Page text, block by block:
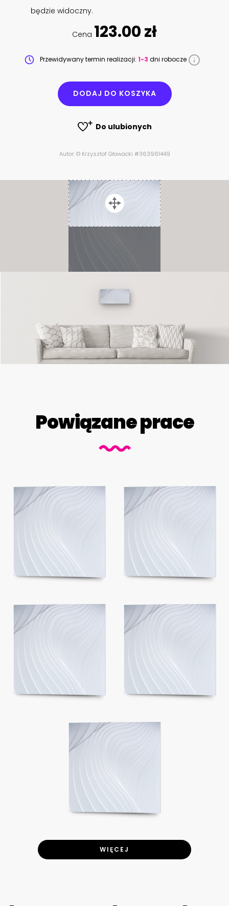
będzie widoczny.
Cena 123.00 zł
Przewidywany termin realizacji: 1-3 dni robocze
DODAJ DO KOSZYKA
Do ulubionych
Autor: © Krzysztof Głowacki #363961449
Powiązane prace
WIĘCEJ